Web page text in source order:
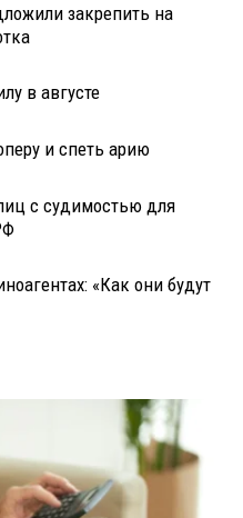
закрепить на
в августе
и спеть арию
с судимостью для
«Как они будут